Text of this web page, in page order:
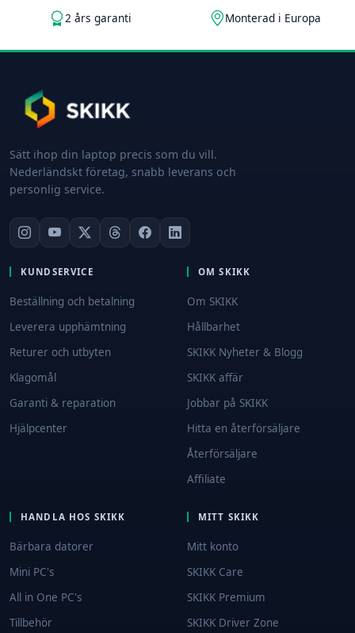
2 års garanti Monterad i Europa
Sätt ihop din laptop precis som du vill.
Nederländskt företag, snabb leverans och
personlig service.
KUNDSERVICE
Beställning och betalning
Leverera upphämtning
Returer och utbyten
Klagomål
Garanti & reparation
Hjälpcenter
OM SKIKK
Om SKIKK
Hållbarhet
SKIKK Nyheter & Blogg
SKIKK affär
Jobbar på SKIKK
Hitta en återförsäljare
Återförsäljare
Affiliate
HANDLA HOS SKIKK
Bärbara datorer
Mini PC's
All in One PC's
Tillbehör
MITT SKIKK
Mitt konto
SKIKK Care
SKIKK Premium
SKIKK Driver Zone